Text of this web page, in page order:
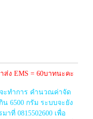
ส่ง EMS = 60บาทนะคะ
ะทำการ คำนวณค่าจัด
6500 กรัม ระบบจะยัง
ที่ 0815502600 เพื่อ